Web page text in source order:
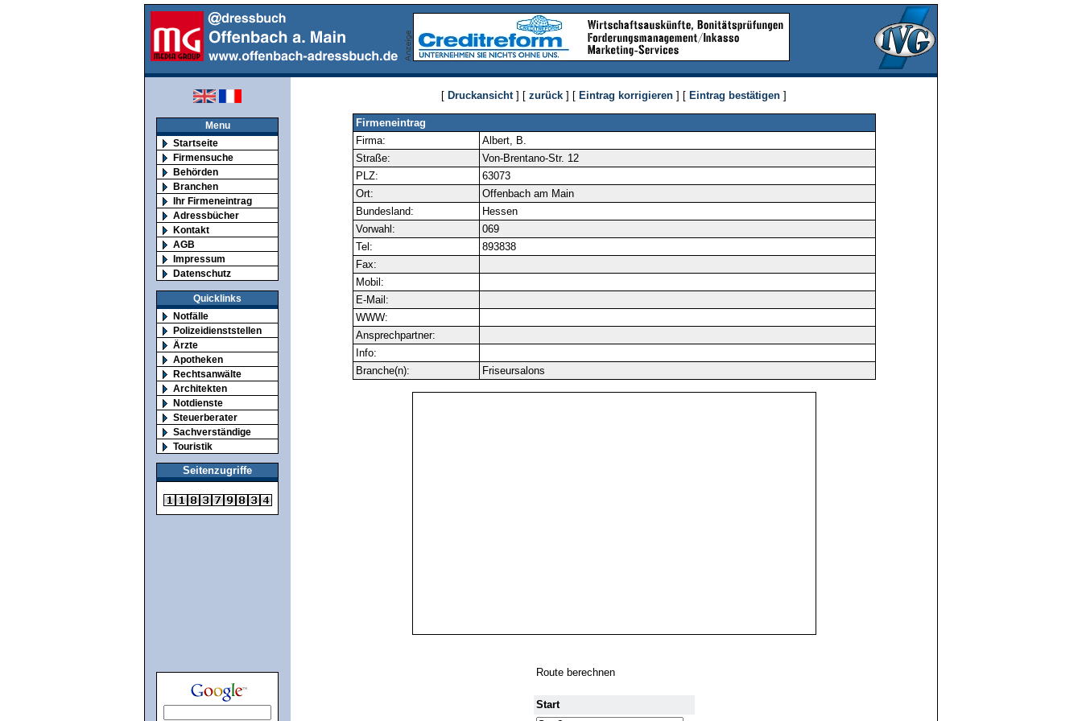
Menu
Startseite
Firmensuche
Behörden
Branchen
Ihr Firmeneintrag
Adressbücher
Kontakt
AGB
Impressum
Datenschutz
Quicklinks
Notfälle
Polizeidienststellen
Ärzte
Apotheken
Rechtsanwälte
Architekten
Notdienste
Steuerberater
Sachverständige
Touristik
Seitenzugriffe
[ Druckansicht] [ zurück ] [ Eintrag korrigieren ] [ Eintrag bestätigen ]
Firmeneintrag
Firma:
Albert, B.
Straße:
Von-Brentano-Str. 12
PLZ:
63073
Ort:
Offenbach am Main
Bundesland:
Hessen
Vorwahl:
069
Tel:
893838
Fax:
Mobil:
E-Mail:
WWW:
Ansprechpartner:
Info:
Branche(n):
Friseursalons
Route berechnen
Start